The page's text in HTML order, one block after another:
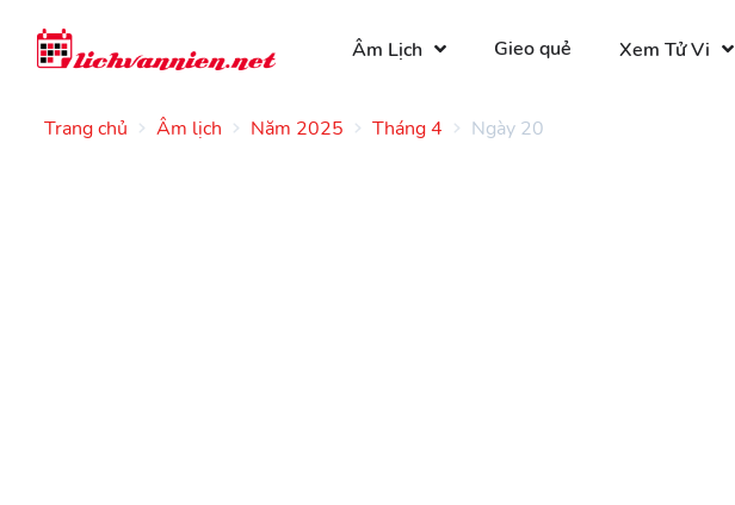
Âm Lịch Gieo quẻ Xem Tử Vi
Trang chủ Âm lịch Năm 2025 Tháng 4 Ngày 20